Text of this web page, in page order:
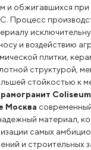
и обжигавшихся при
Процесс
и воздействию
плитки,
структурой,
стойкостью к
Москва
материал,
самых
и строительных